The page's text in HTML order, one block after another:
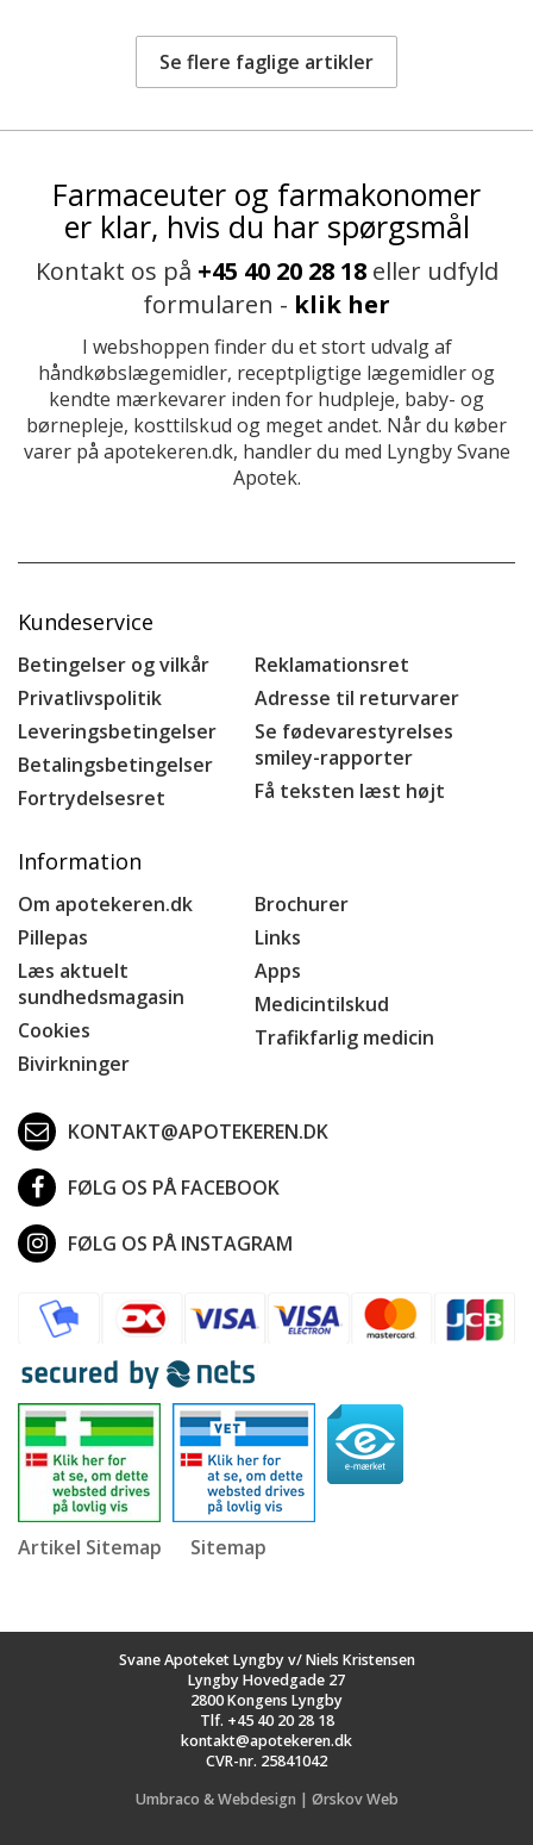
Se flere faglige artikler
Farmaceuter og farmakonomer
er klar, hvis du har spørgsmål
Kontakt os på +45 40 20 28 18eller udfyld
formularen - klik her
I webshoppen finder du et stort udvalg af
håndkøbslægemidler, receptpligtige lægemidler og
kendte mærkevarer inden for hudpleje, baby- og
børnepleje, kosttilskud og meget andet. Når du køber
varer på apotekeren.dk, handler du med Lyngby Svane
Apotek.
Kundeservice
Betingelser og vilkår
Privatlivspolitik
Leveringsbetingelser
Betalingsbetingelser
Fortrydelsesret
Reklamationsret
Adresse til returvarer
Se fødevarestyrelses
smiley-rapporter
Få teksten læst højt
Information
Om apotekeren.dk
Pillepas
Læs aktuelt
sundhedsmagasin
Cookies
Bivirkninger
Brochurer
Links
Apps
Medicintilskud
Trafikfarlig medicin
KONTAKT@APOTEKEREN.DK
FØLG OS PÅ FACEBOOK
FØLG OS PÅ INSTAGRAM
Artikel Sitemap Sitemap
Svane Apoteket Lyngby v/ Niels Kristensen
Lyngby Hovedgade 27
2800 Kongens Lyngby
Tlf. +45 40 20 28 18
kontakt@apotekeren.dk
CVR-nr. 25841042
Umbraco & Webdesign | Ørskov Web